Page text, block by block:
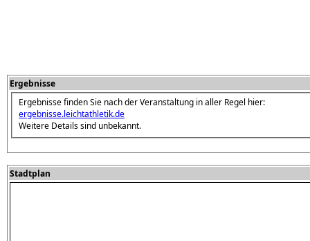
Ergebnisse
Ergebnisse finden Sie nach der Veranstaltung in aller Regel hier:
ergebnisse.leichtathletik.de
Weitere Details sind unbekannt.
Stadtplan